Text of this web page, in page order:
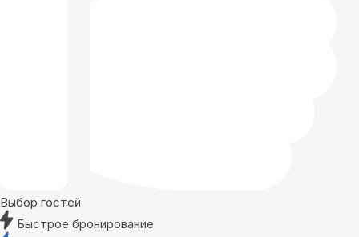
Выбор гостей
Быстрое бронирование